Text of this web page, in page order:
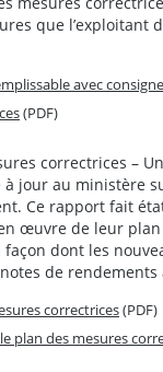
que l’exploitant
avec
(PDF)
correctrices –
jour au ministère
Ce rapport fait
œuvre de leur plan
dont les
de rendements
correctrices(PDF)
plan des mesures